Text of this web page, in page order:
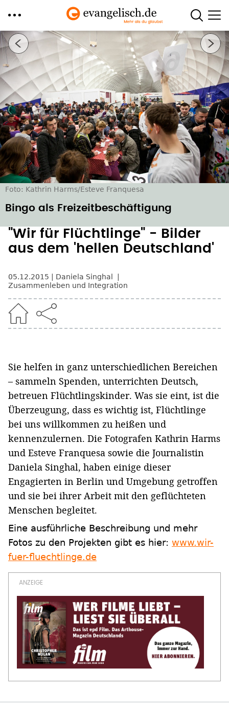
Direkt
zum
Inhalt
Nächstes Bild
Foto: Kathrin Harms/Esteve Franquesa
Bingo als Freizeitbeschäftigung
"Wir für Flüchtlinge" - Bilder
aus dem 'hellen Deutschland'
05.12.2015
Daniela Singhal
Zusammenleben und Integration
Sie helfen in ganz unterschiedlichen Bereichen
– sammeln Spenden, unterrichten Deutsch,
betreuen Flüchtlingskinder. Was sie eint, ist die
Überzeugung, dass es wichtig ist, Flüchtlinge
bei uns willkommen zu heißen und
kennenzulernen. Die Fotografen Kathrin Harms
und Esteve Franquesa sowie die Journalistin
Daniela Singhal, haben einige dieser
Engagierten in Berlin und Umgebung getroffen
und sie bei ihrer Arbeit mit den geflüchteten
Menschen begleitet.
Eine ausführliche Beschreibung und mehr
Fotos zu den Projekten gibt es hier: www.wir-
fuer-fluechtlinge.de